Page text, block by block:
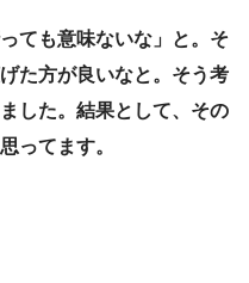
ても意味ないな」と。そ
た方が良いなと。そう考
した。結果として、その
ってます。